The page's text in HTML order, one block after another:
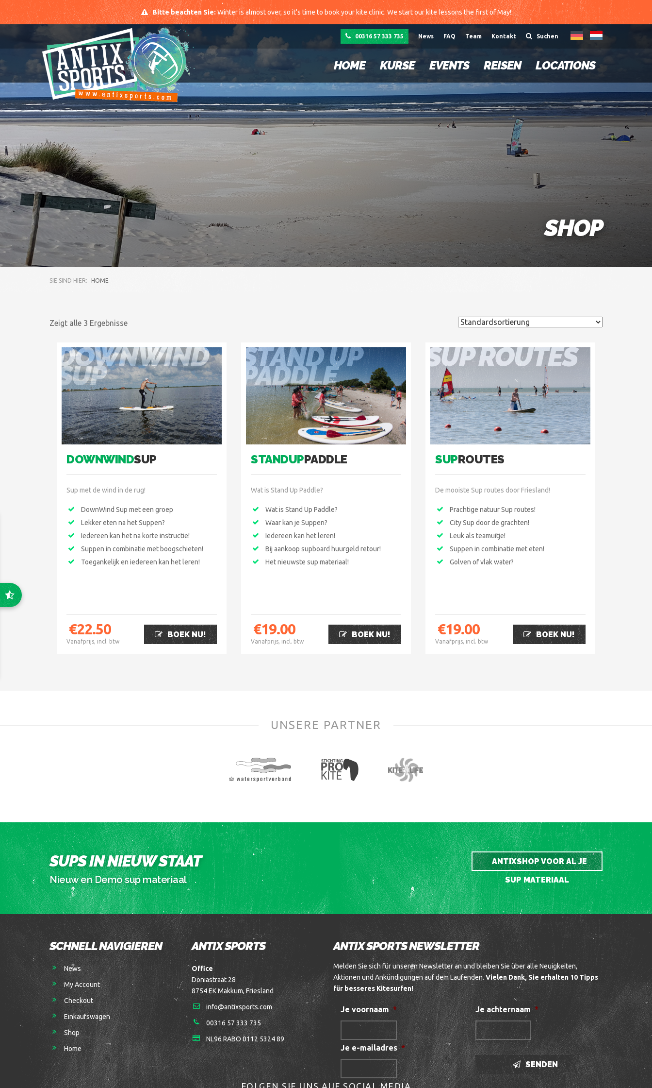
Bitte beachten Sie:Winter is almost over, so it's time to book your kite clinic. We start our kite lessons the first of May!
Suchen
News FAQ Team Kontakt
00316 57 333 735
HOME KURSE EVENTS REISEN LOCATIONS
SHOP
SIE SIND HIER: HOME
Zeigt alle 3 Ergebnisse
DOWNWIND
SUP
DOWNWINDSUP
Sup met de wind in de rug!
DownWind Sup met een groep
Lekker eten na het Suppen?
Iedereen kan het na korte instructie!
Suppen in combinatie met boogschieten!
Toegankelijk en iedereen kan het leren!
€22.50
Vanafprijs, incl. btw
BOEK NU!
STAND UP
PADDLE
STANDUPPADDLE
Wat is Stand Up Paddle?
Wat is Stand Up Paddle?
Waar kan je Suppen?
Iedereen kan het leren!
Bij aankoop supboard huurgeld retour!
Het nieuwste sup materiaal!
€19.00
Vanafprijs, incl. btw
BOEK NU!
SUP ROUTES
SUPROUTES
De mooiste Sup routes door Friesland!
Prachtige natuur Sup routes!
City Sup door de grachten!
Leuk als teamuitje!
Suppen in combinatie met eten!
Golven of vlak water?
€19.00
Vanafprijs, incl. btw
BOEK NU!
UNSERE PARTNER
SUPS IN NIEUW STAAT
Nieuw en Demo sup materiaal
ANTIXSHOP VOOR AL JE
SUP MATERIAAL
SCHNELL NAVIGIEREN
News
My Account
Checkout
Einkaufswagen
Shop
Home
ANTIX SPORTS
Office
Doniastraat 28
8754 EK Makkum, Friesland
info@antixsports.com
00316 57 333 735
NL96 RABO 0112 5324 89
ANTIX SPORTS NEWSLETTER
Melden Sie sich für unseren Newsletter an und bleiben Sie über alle Neuigkeiten,
Aktionen und Ankündigungen auf dem Laufenden. Vielen Dank, Sie erhalten 10 Tipps
für besseres Kitesurfen!
Je voornaam * Je achternaam *
Je e-mailadres *
SENDEN
FOLGEN SIE UNS AUF SOCIAL MEDIA